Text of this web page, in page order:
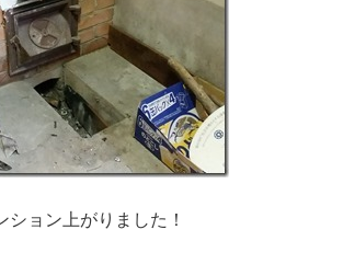
ション上がりました！